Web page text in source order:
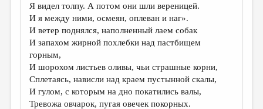
Я видел толпу. А потом они шли вереницей.
И я между ними, осмеян, оплеван и наг».
И ветер поднялся, наполненный лаем собак
И запахом жирной похлебки над пастбищем
горным,
И шорохом листьев оливы, чьи страшные корни,
Сплетаясь, нависли над краем пустынной скалы,
И гулом, с которым на дно покатились валы,
Тревожа овчарок, пугая овечек покорных.